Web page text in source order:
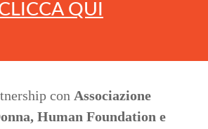
QUI
con Associazione
Human Foundation e